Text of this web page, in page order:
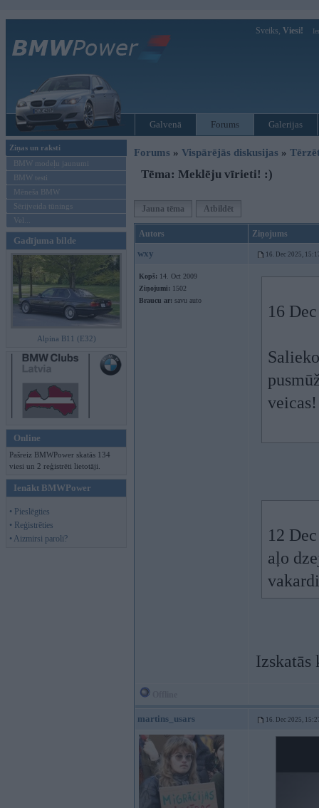
Sveiks, Viesi!
Galvenā Forums Galerijas
Ziņas un raksti
BMW modeļu jaunumi
BMW testi
Mēneša BMW
Sērijveida tūnings
Vel...
Gadījuma bilde
Alpina B11 (E32)
Online
Pašreiz BMWPower skatās 134
viesi un 2 reģistrēti lietotāji.
Ienākt BMWPower
• Pieslēgties
• Reģistrēties
• Aizmirsi paroli?
Forums » Vispārējās diskusijas »
Tēma: Meklēju vīrieti! :)
Jauna tēma Atbildēt
Autors Ziņojums
wxy 16. Dec 2025,
Kopš: 14. Oct 2009
Ziņojumi: 1502
Braucu ar: savu auto
16
12
aļo
Izskatās
martins_usars 16. Dec 2025,